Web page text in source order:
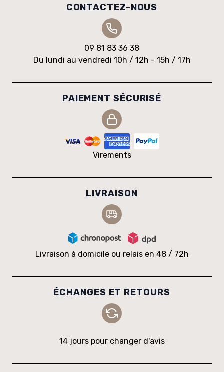
CONTACTEZ-NOUS
09 81 83 36 38
Du lundi au vendredi 10h / 12h - 15h / 17h
PAIEMENT SÉCURISÉ
Virements
LIVRAISON
Livraison à domicile ou relais en 48 / 72h
ÉCHANGES ET RETOURS
14 jours pour changer d'avis